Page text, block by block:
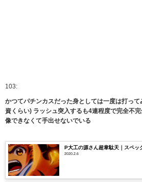
103:
かつてパチンカスだった身としては一度は打っ
資くらい) ラッシュ突入するも4連程度で完全不
像できなくて手出せないでいる
P大工の源さん超韋駄天｜スペッ
2020.2.6